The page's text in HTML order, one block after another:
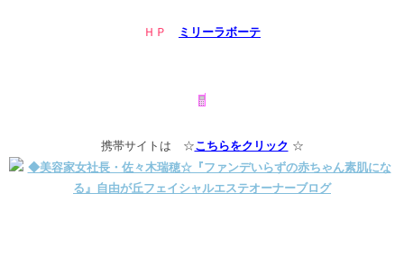
ＨＰ ミリーラボーテ
携帯サイトは ☆こちらをクリック ☆